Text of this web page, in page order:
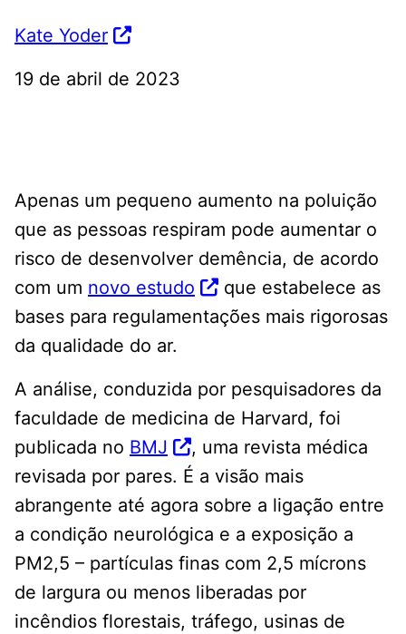
Kate Yoder
19 de abril de 2023
Apenas um pequeno aumento na poluição
que as pessoas respiram pode aumentar o
risco de desenvolver demência, de acordo
com um novo estudo
que estabelece as
bases para regulamentações mais rigorosas
da qualidade do ar.
A análise, conduzida por pesquisadores da
faculdade de medicina de Harvard, foi
publicada no BMJ
, uma revista médica
revisada por pares. É a visão mais
abrangente até agora sobre a ligação entre
a condição neurológica e a exposição a
PM2,5 – partículas finas com 2,5 mícrons
de largura ou menos liberadas por
incêndios florestais, tráfego, usinas de